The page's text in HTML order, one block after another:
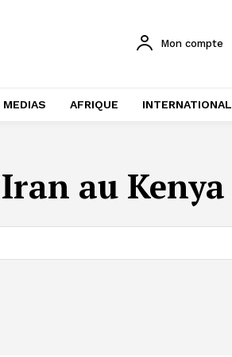
Mon compte
MEDIAS AFRIQUE INTERNATIONAL
au Kenya